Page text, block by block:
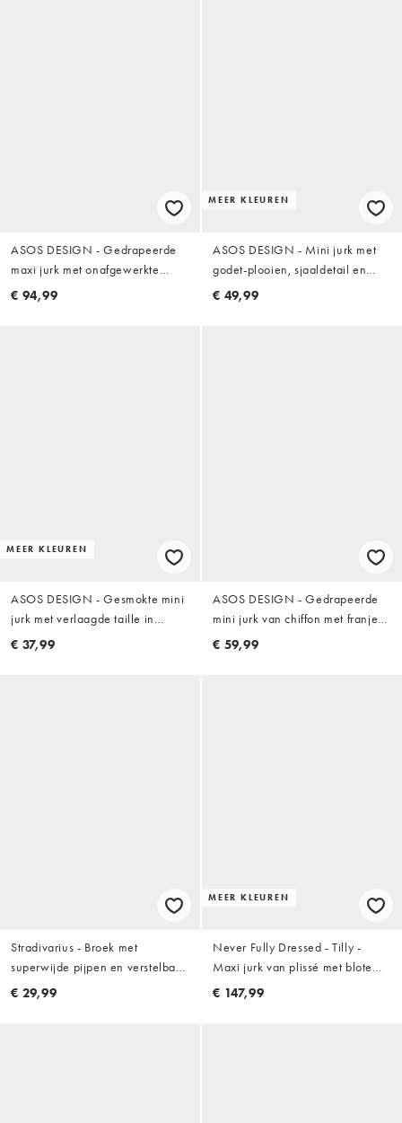
ASOS DESIGN - Gedrapeerde
maxi jurk met onafgewerkte
rand, ruches en lange mouwen
€ 94,99
MEER KLEUREN
ASOS DESIGN - Mini jurk met
godet-plooien, sjaaldetail en
stippenprint in roze en bruin
€ 49,99
MEER KLEUREN
ASOS DESIGN - Gesmokte mini
jurk met verlaagde taille in
lichtgeel
€ 37,99
ASOS DESIGN - Gedrapeerde
mini jurk van chiffon met franjes
in olijfgroen
€ 59,99
Stradivarius - Broek met
superwijde pijpen en verstelbare
taille in bruin
€ 29,99
MEER KLEUREN
Never Fully Dressed - Tilly -
Maxi jurk van plissé met blote
schouder in rood
€ 147,99